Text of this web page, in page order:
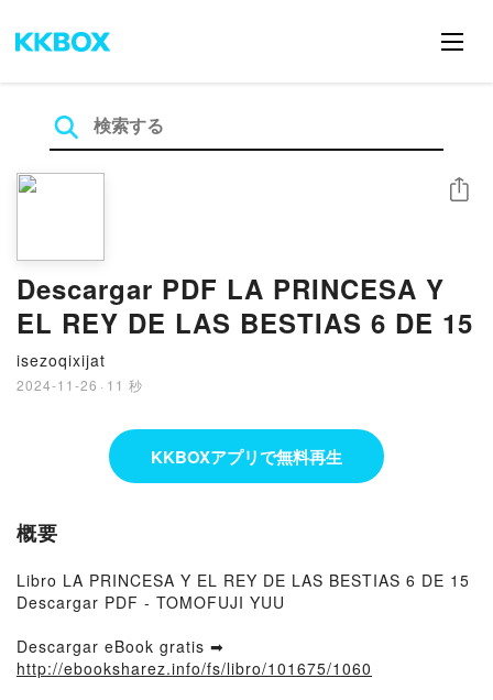
Descargar PDF LA PRINCESA Y
EL REY DE LAS BESTIAS 6 DE 15
isezoqixijat
2024-11-26 · 11 秒
シェア
KKBOXアプリで無料再生
概要
Libro LA PRINCESA Y EL REY DE LAS BESTIAS 6 DE 15
Descargar PDF - TOMOFUJI YUU
Descargar eBook gratis ➡
http://ebooksharez.info/fs/libro/101675/1060